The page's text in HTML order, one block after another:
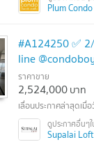
Plum
#A124250 ✅
line
ราคาขาย
2,524,000บาท
Supalai